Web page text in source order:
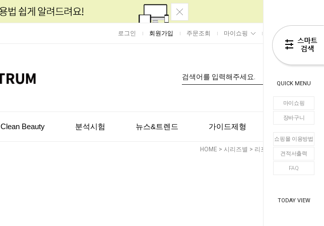
QUICK MENU
마이쇼핑
장바구니
쇼핑몰 이용방법
견적서출력
FAQ
TODAY VIEW
로그인 회원가입 주문조회 마이쇼핑 장바구니
Clean Beauty 분석시험 뉴스&트렌드 가이드제형
HOME > 시리즈별 > 리포좀